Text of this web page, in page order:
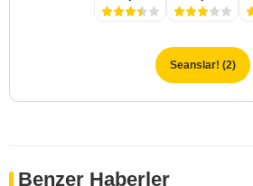
Seanslar! (2)
Benzer Haberler